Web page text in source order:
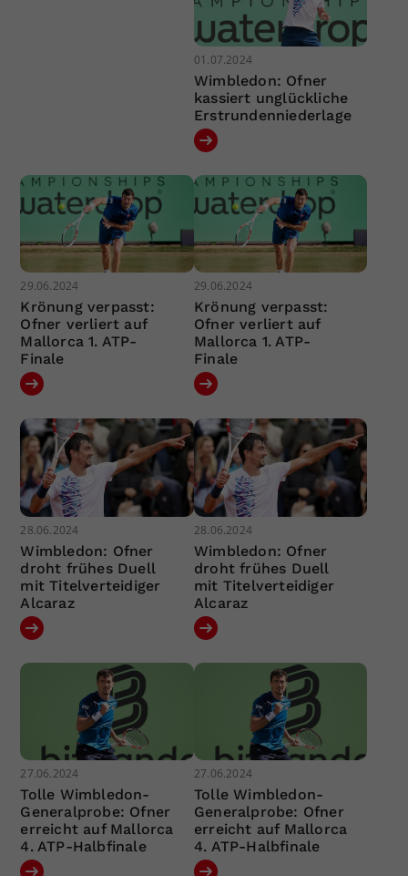
01.07.2024
Wimbledon: Ofner
kassiert unglückliche
Erstrundenniederlage
29.06.2024
Krönung verpasst:
Ofner verliert auf
Mallorca 1. ATP-
Finale
29.06.2024
Krönung verpasst:
Ofner verliert auf
Mallorca 1. ATP-
Finale
28.06.2024
Wimbledon: Ofner
droht frühes Duell
mit Titelverteidiger
Alcaraz
28.06.2024
Wimbledon: Ofner
droht frühes Duell
mit Titelverteidiger
Alcaraz
27.06.2024
Tolle Wimbledon-
Generalprobe: Ofner
erreicht auf Mallorca
4. ATP-Halbfinale
27.06.2024
Tolle Wimbledon-
Generalprobe: Ofner
erreicht auf Mallorca
4. ATP-Halbfinale